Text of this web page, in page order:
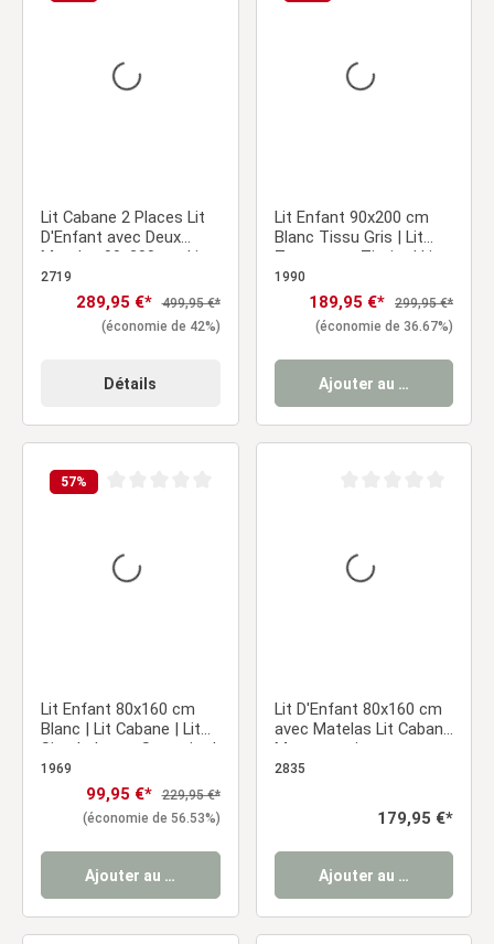
Lit Cabane 2 Places Lit
D'Enfant avec Deux
Matelas 90x200 cm Lit
gigogne Lit Maison Bois
Blanc Sommier à Lattes
2719
Prix de vente :
289,95 €* Prix régulier :
499,95 €*
(économie de 42%)
Détails
Lit Enfant 90x200 cm
Blanc Tissu Gris | Lit
Tente avec Tiroirs | Lit
Simple | avec Sommier |
1990
Prix de vente :
189,95 €* Prix régulier :
299,95 €*
(économie de 36.67%)
Ajouter au panier
57%
Lit Enfant 80x160 cm
Blanc | Lit Cabane | Lit
Simple | avec Sommier |
Bois | Lit au Sol
1969
Prix de vente :
99,95 €* Prix régulier :
229,95 €*
(économie de 56.53%)
Ajouter au panier
Lit D'Enfant 80x160 cm
avec Matelas Lit Cabane
Montessori avec
Barriere Lit Montessori
2835
Prix régulier :
179,95 €*
Ajouter au panier